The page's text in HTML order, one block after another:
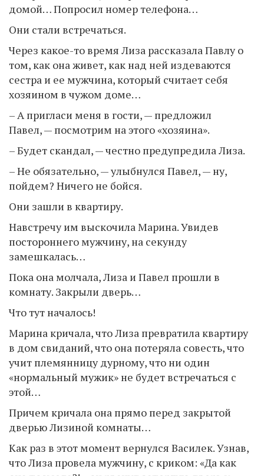
домой… Попросил номер телефона…
Они стали встречаться.
Через какое-то время Лиза рассказала Павлу о
том, как она живет, как над ней издеваются
сестра и ее мужчина, который считает себя
хозяином в чужом доме…
– А пригласи меня в гости, — предложил
Павел, — посмотрим на этого «хозяина».
– Будет скандал, — честно предупредила Лиза.
– Не обязательно, — улыбнулся Павел, — ну,
пойдем? Ничего не бойся.
Они зашли в квартиру.
Навстречу им выскочила Марина. Увидев
постороннего мужчину, на секунду
замешкалась…
Пока она молчала, Лиза и Павел прошли в
комнату. Закрыли дверь…
Что тут началось!
Марина кричала, что Лиза превратила квартиру
в дом свиданий, что она потеряла совесть, что
учит племянницу дурному, что ни один
«нормальный мужик» не будет встречаться с
этой…
Причем кричала она прямо перед закрытой
дверью Лизиной комнаты…
Как раз в этот момент вернулся Василек. Узнав,
что Лиза провела мужчину, с криком: «Да как